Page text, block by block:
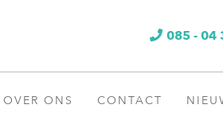
085 - 04
OVER ONS CONTACT